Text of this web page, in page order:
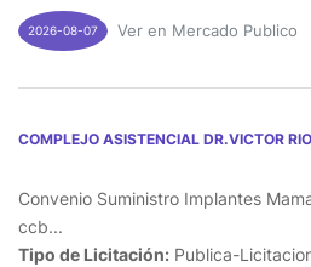
2026-08-07 Ver en Mercado Publico
COMPLEJO ASISTENCIAL DR.VICTOR
Convenio Suministro Implantes
ccb...
Tipo de Licitación: Publica-